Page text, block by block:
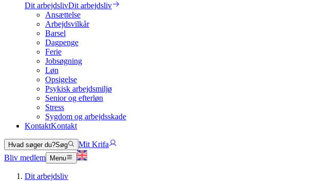
Dit arbejdslivDit arbejdsliv
Ansættelse
Arbejdsvilkår
Barsel
Dagpenge
Ferie
Jobsøgning
Løn
Opsigelse
Psykisk arbejdsmiljø
Senior og efterløn
Stress
Sygdom og arbejdsskade
KontaktKontakt
Hvad søger du?Søg
Mit Krifa
Bliv medlem
Menu
Dit arbejdsliv